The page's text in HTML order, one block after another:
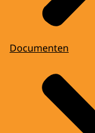
Documenten